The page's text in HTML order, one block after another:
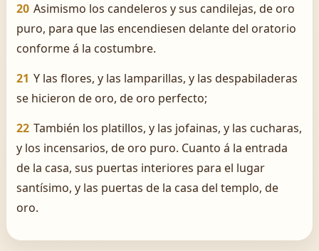
20 Asimismo los candeleros y sus candilejas, de oro
puro, para que las encendiesen delante del oratorio
conforme á la costumbre.
21 Y las flores, y las lamparillas, y las despabiladeras
se hicieron de oro, de oro perfecto;
22 También los platillos, y las jofainas, y las cucharas,
y los incensarios, de oro puro. Cuanto á la entrada
de la casa, sus puertas interiores para el lugar
santísimo, y las puertas de la casa del templo, de
oro.